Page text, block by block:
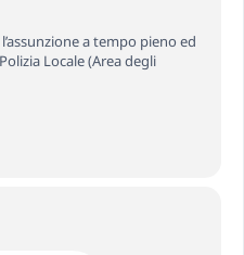
a tempo pieno ed
Locale (Area degli